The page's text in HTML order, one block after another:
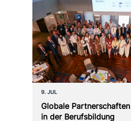
9. JUL
Globale
in der Berufsbildung